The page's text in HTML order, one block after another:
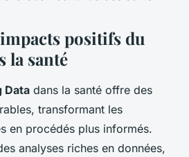
positifs du
la santé
Data dans la santé offre des
transformant les
en procédés plus informés.
analyses riches en données,